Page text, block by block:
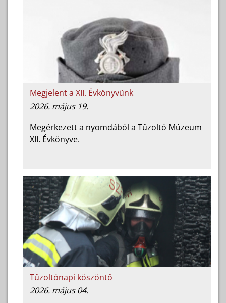
Megjelent a XII. Évkönyvünk
2026. május 19.
Megérkezett a nyomdából a Tűzoltó Múzeum
XII. Évkönyve.
Tűzoltónapi köszöntő
2026. május 04.